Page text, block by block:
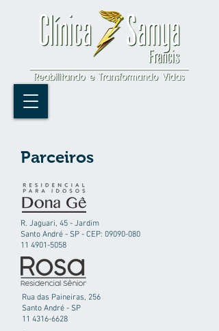
Parceiros
R. Jaguari, 45 - Jardim
Santo André - SP - CEP: 09090-080
11 4901-5058
Rua das Paineiras, 256
Santo André - SP
11 4316-6628